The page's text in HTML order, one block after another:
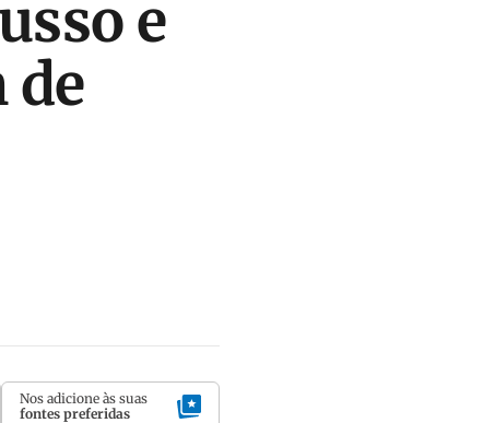
e
de
Nos adicione às suas
fontes preferidas